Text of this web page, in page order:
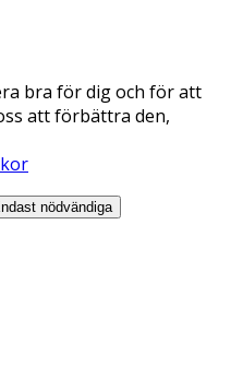
bra för dig och för att
att förbättra den,
nödvändiga